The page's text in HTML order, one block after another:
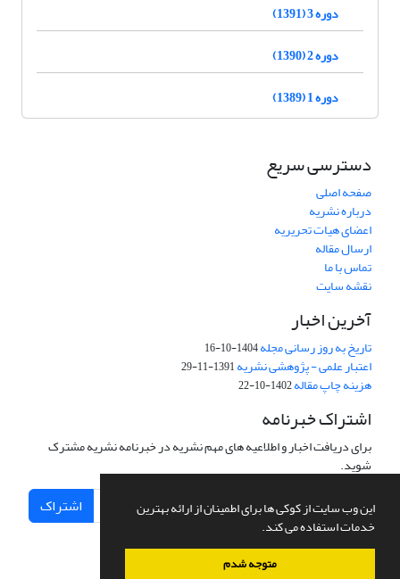
این وب سایت از کوکی ها برای اطمینان از ارائه بهترین
خدمات استفاده می کند.
متوجه شدم
دوره 3 (1391)
دوره 2 (1390)
دوره 1 (1389)
دسترسی سریع
صفحه اصلی
درباره نشریه
اعضای هیات تحریریه
ارسال مقاله
تماس با ما
نقشه سایت
آخرین اخبار
تاریخ به روز رسانی مجله1404-10-16
اعتبار علمی - پژوهشی نشریه1391-11-29
هزینه چاپ مقاله1402-10-22
اشتراک خبرنامه
برای دریافت اخبار و اطلاعیه های مهم نشریه در خبرنامه نشریه مشترک
شوید.
اشتراک